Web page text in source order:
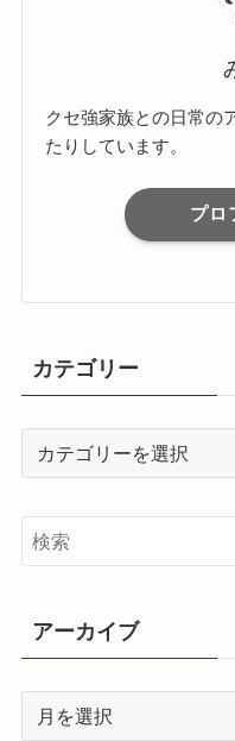
クセ強家族との日常の
たりしています。
プロ
カテゴリー
リ
ー
アーカイブ